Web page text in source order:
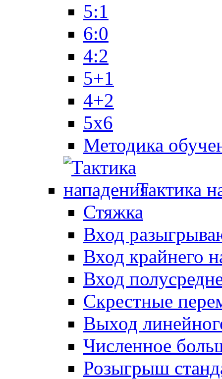
5:1
6:0
4:2
5+1
4+2
5x6
Методика
Тактика
Стяжка
Вход
Вход крайнего
Вход
Скрестные
Выход
Численное
Розыгрыш